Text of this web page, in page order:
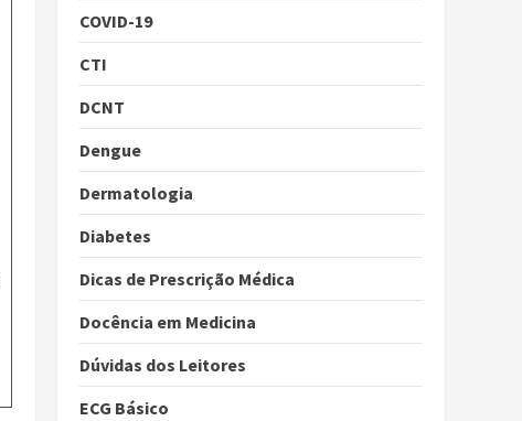
COVID-19
CTI
DCNT
Dengue
Dermatologia
Diabetes
Dicas de Prescrição Médica
Docência em Medicina
Dúvidas dos Leitores
ECG Básico